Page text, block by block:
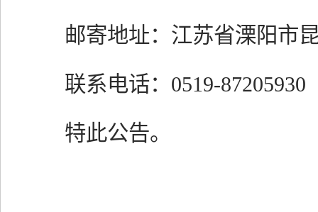
邮寄地址：江苏省溧阳市昆
联系电话：0519-87205930
特此公告。